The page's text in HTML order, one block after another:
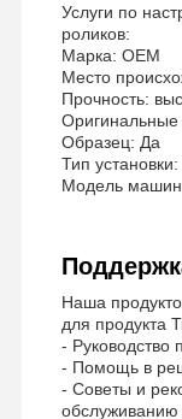
Услуги по
роликов:
Марка: OEM
Место
Прочность:
Оригинальные
Образец: Да
Тип установки:
Модель
Наша
для продукта
- Руководство
- Помощь в
- Советы и
обслуживанию